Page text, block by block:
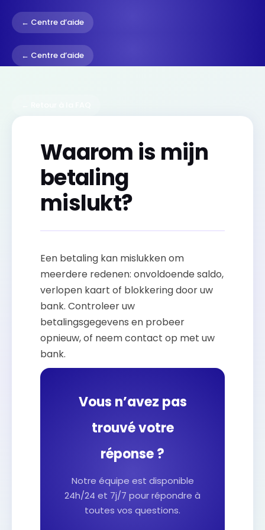
← Centre d’aide
← Centre d’aide
Waarom is mijn
betaling
mislukt?
Een betaling kan mislukken om
meerdere redenen: onvoldoende saldo,
verlopen kaart of blokkering door uw
bank. Controleer uw
betalingsgegevens en probeer
opnieuw, of neem contact op met uw
bank.
Vous n’avez pas
trouvé votre
réponse ?
Notre équipe est disponible
24h/24 et 7j/7 pour répondre à
toutes vos questions.